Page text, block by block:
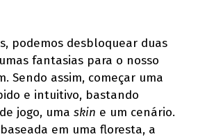
podemos desbloquear duas
fantasias para o nosso
Sendo assim, começar uma
e intuitivo, bastando
jogo, umaskin e um cenário.
em uma floresta, a